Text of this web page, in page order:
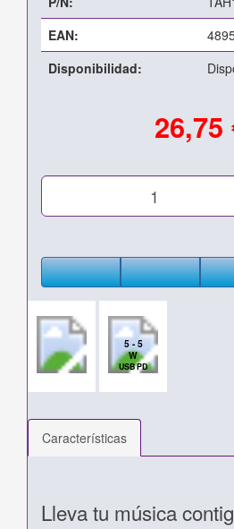
EAN:
Disponibilidad:
26,75
5 - 5
W
USB PD
Características
Lleva tu música